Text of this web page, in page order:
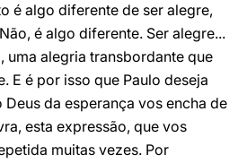
é algo diferente de ser alegre,
é algo diferente. Ser alegre...
uma alegria transbordante que
E é por isso que Paulo deseja
Deus da esperança vos encha de
esta expressão, que vos
muitas vezes. Por